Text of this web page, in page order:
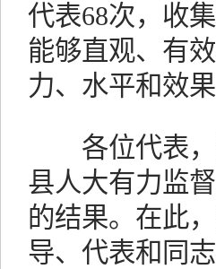
代表68次，收
能够直观、有
力、水平和效果
各位代表，
县人大有力监
的结果。在此
导、代表和同